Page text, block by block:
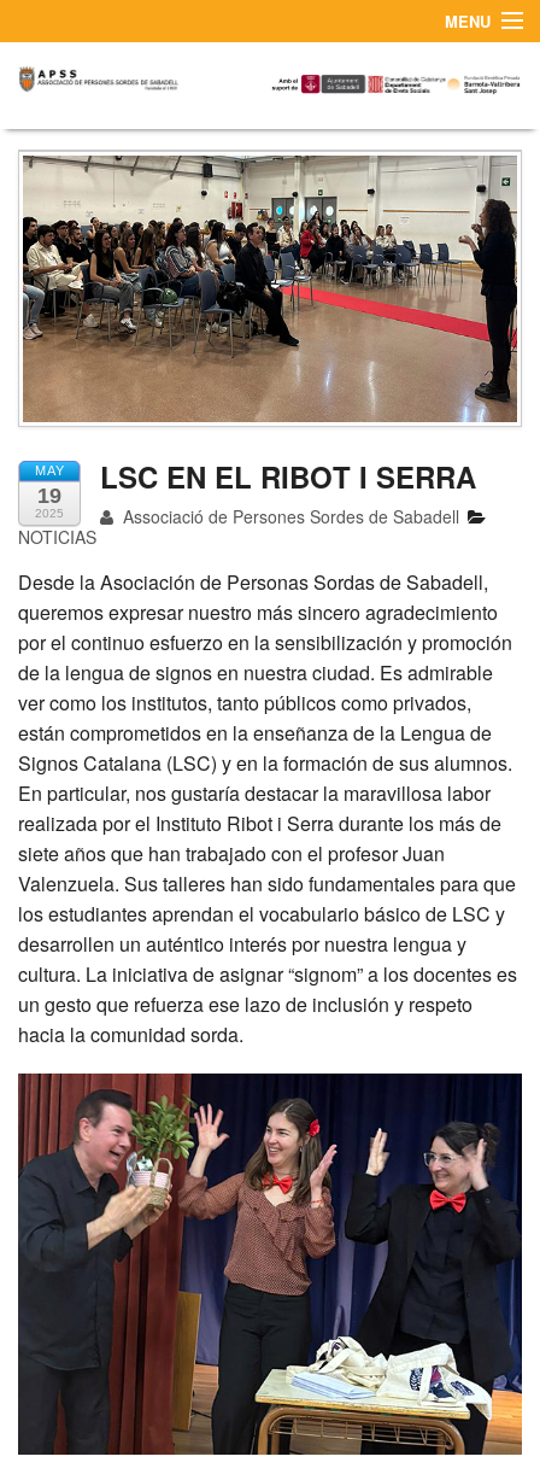
MENU
¿QUIÉNES SOMOS?
CONTACTO Y SERVICIO DE INTÉRPRETES LSC
MAY
19
2025
LSC EN EL RIBOT I SERRA
Associació de Persones Sordes de Sabadell
NOTICIAS
Desde la Asociación de Personas Sordas de Sabadell,
queremos expresar nuestro más sincero agradecimiento
por el continuo esfuerzo en la sensibilización y promoción
de la lengua de signos en nuestra ciudad. Es admirable
ver como los institutos, tanto públicos como privados,
están comprometidos en la enseñanza de la Lengua de
Signos Catalana (LSC) y en la formación de sus alumnos.
En particular, nos gustaría destacar la maravillosa labor
realizada por el Instituto Ribot i Serra durante los más de
siete años que han trabajado con el profesor Juan
Valenzuela. Sus talleres han sido fundamentales para que
los estudiantes aprendan el vocabulario básico de LSC y
desarrollen un auténtico interés por nuestra lengua y
cultura. La iniciativa de asignar “signom” a los docentes es
un gesto que refuerza ese lazo de inclusión y respeto
hacia la comunidad sorda.